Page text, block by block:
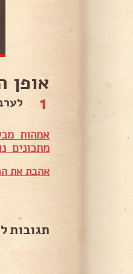
אופן
1
אמהות
מתכונים
אהבת את
תגובות